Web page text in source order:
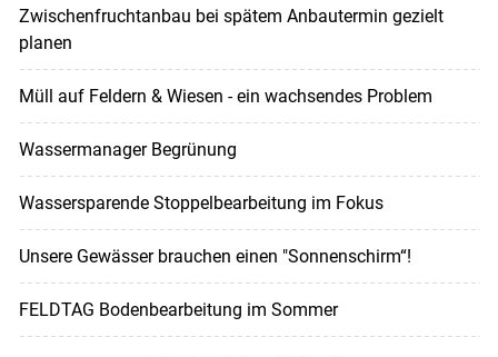
Zwischenfruchtanbau bei spätem Anbautermin gezielt
planen
Müll auf Feldern & Wiesen - ein wachsendes Problem
Wassermanager Begrünung
Wassersparende Stoppelbearbeitung im Fokus
Unsere Gewässer brauchen einen "Sonnenschirm“!
FELDTAG Bodenbearbeitung im Sommer